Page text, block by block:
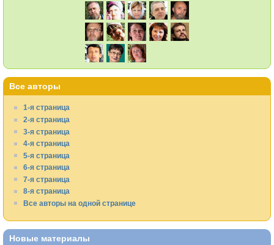
Все авторы
1-я страница
2-я страница
3-я страница
4-я страница
5-я страница
6-я страница
7-я страница
8-я страница
Все авторы на одной странице
Новые материалы